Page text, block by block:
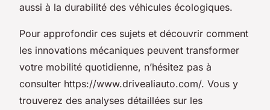
aussi à la durabilité des véhicules écologiques.
Pour approfondir ces sujets et découvrir comment
les innovations mécaniques peuvent transformer
votre mobilité quotidienne, n’hésitez pas à
consulter https://www.drivealiauto.com/. Vous y
trouverez des analyses détaillées sur les